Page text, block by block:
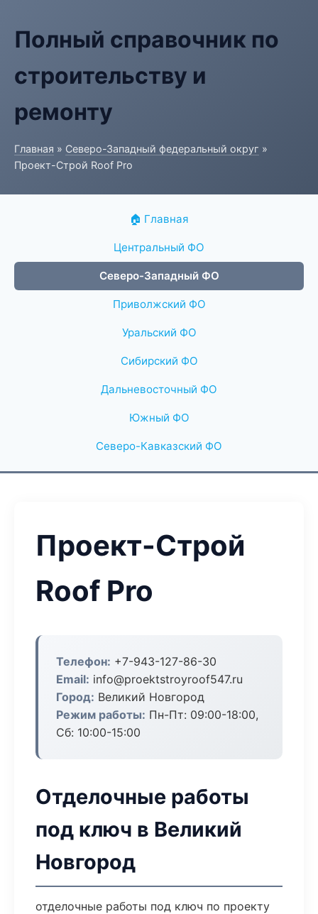
Полный справочник по
строительству и
ремонту
Главная » Северо-Западный федеральный округ »
Проект-Строй Roof Pro
🏠 Главная
Центральный ФО
Северо-Западный ФО
Приволжский ФО
Уральский ФО
Сибирский ФО
Дальневосточный ФО
Южный ФО
Северо-Кавказский ФО
Проект-Строй
Roof Pro
Телефон: +7-943-127-86-30
Email: info@proektstroyroof547.ru
Город: Великий Новгород
Режим работы: Пн-Пт: 09:00-18:00,
Сб: 10:00-15:00
Отделочные работы
под ключ в Великий
Новгород
отделочные работы под ключ по проекту